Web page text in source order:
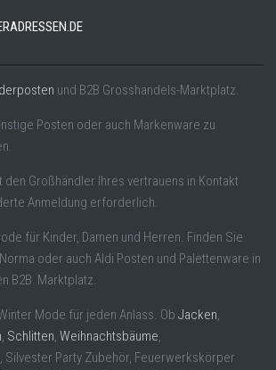
und B2B Grosshandels-Marktplatz.
Posten oder auch Markenware zu
Großhändler Ihres vertrauens in Kontakt
Anmeldung erforderlich.
für Kinder, Damen und Herren. Finden Sie
oder auch Aldi Posten und Palettenware in
B2B Marktplatz.
Mode für jeden Anlass. Ob Jacken,
, Schlitten, Weihnachtsbäume,
Silvester Party Zubehör, Feuerwerkskörper